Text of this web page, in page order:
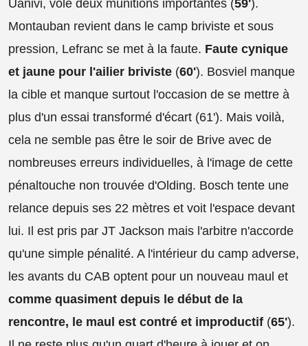
Uanivi, vole deux munitions importantes (59').
Montauban revient dans le camp briviste et sous
pression, Lefranc se met à la faute. Faute cynique
et jaune pour l'ailier briviste (60'). Bosviel manque
la cible et manque surtout l'occasion de se mettre à
plus d'un essai transformé d'écart (61'). Mais voilà,
cela ne semble pas être le soir de Brive avec de
nombreuses erreurs individuelles, à l'image de cette
pénaltouche non trouvée d'Olding. Bosch tente une
relance depuis ses 22 mètres et voit l'espace devant
lui. Il est pris par JT Jackson mais l'arbitre n'accorde
qu'une simple pénalité. A l'intérieur du camp adverse,
les avants du CAB optent pour un nouveau maul et
comme quasiment depuis le début de la
rencontre, le maul est contré et improductif (65').